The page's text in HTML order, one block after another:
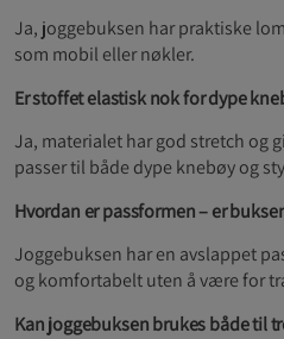
Ja, joggebuksen har praktiske
som mobil eller nøkler.
Er stoffet elastisk nok for dype
Ja, materialet har god stretch og
passer til både dype knebøy og
Hvordan er passformen – er
Joggebuksen har en avslappet
og komfortabelt uten å være for
Kan joggebuksen brukes både til